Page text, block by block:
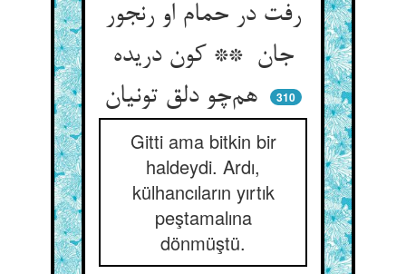
رفت در حمام او رنجور
جان ** کون دریده
310
Gitti ama bitkin bir
haldeydi. Ardı,
külhancıların yırtık
peştamalına
dönmüştü.